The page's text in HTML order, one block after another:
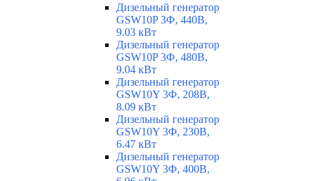
Дизельный генератор
GSW10P 3Ф, 440В,
9.03 кВт
Дизельный генератор
GSW10P 3Ф, 480В,
9.04 кВт
Дизельный генератор
GSW10Y 3Ф, 208В,
8.09 кВт
Дизельный генератор
GSW10Y 3Ф, 230В,
6.47 кВт
Дизельный генератор
GSW10Y 3Ф, 400В,